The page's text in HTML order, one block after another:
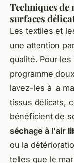
Techniques de
surfaces
Les textiles et
une attention
qualité. Pour
programme
lavez-les à la
tissus délicats,
bénéficient de
séchage à l'air
ou la
telles que le